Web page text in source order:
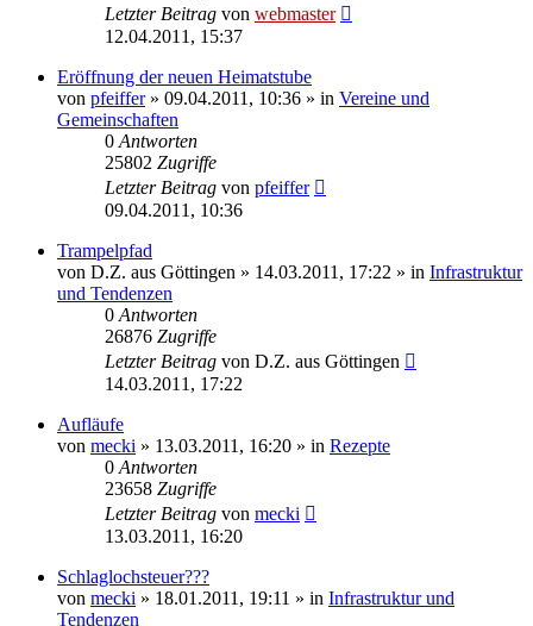
Letzter Beitrag von webmaster
12.04.2011, 15:37
Eröffnung der neuen Heimatstube
von pfeiffer» 09.04.2011, 10:36 » in Vereine und
Gemeinschaften
0 Antworten
25802 Zugriffe
Letzter Beitrag von pfeiffer
09.04.2011, 10:36
Trampelpfad
von D.Z. aus Göttingen » 14.03.2011, 17:22 » in Infrastruktur
und Tendenzen
0 Antworten
26876 Zugriffe
Letzter Beitrag von D.Z. aus Göttingen
14.03.2011, 17:22
Aufläufe
von mecki » 13.03.2011, 16:20 » in Rezepte
0 Antworten
23658 Zugriffe
Letzter Beitrag von mecki
13.03.2011, 16:20
Schlaglochsteuer???
von mecki » 18.01.2011, 19:11 » in Infrastruktur und
Tendenzen